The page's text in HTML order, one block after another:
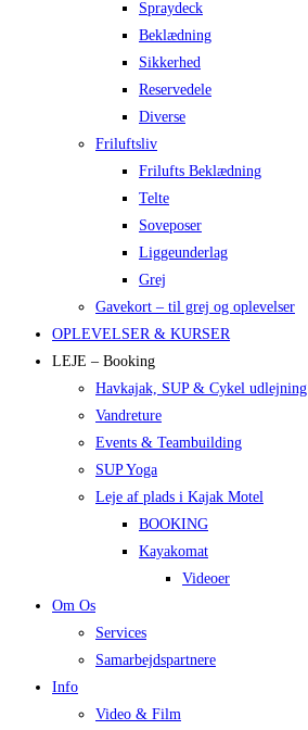
Spraydeck
Beklædning
Sikkerhed
Reservedele
Diverse
Friluftsliv
Frilufts Beklædning
Telte
Soveposer
Liggeunderlag
Grej
Gavekort – til grej og oplevelser
OPLEVELSER & KURSER
LEJE – Booking
Havkajak, SUP & Cykel udlejning
Vandreture
Events & Teambuilding
SUP Yoga
Leje af plads i Kajak Motel
BOOKING
Kayakomat
Videoer
Om Os
Services
Samarbejdspartnere
Info
Video & Film